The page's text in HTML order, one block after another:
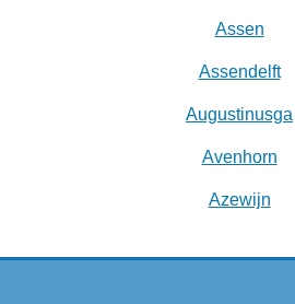
Assen
Assendelft
Augustinusga
Avenhorn
Azewijn